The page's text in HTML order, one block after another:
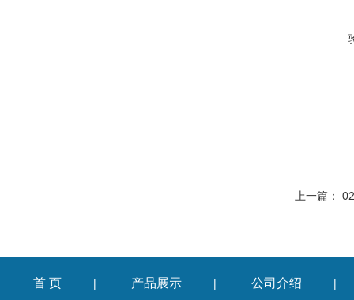
上一篇：
首 页 | 产品展示 | 公司介绍 |